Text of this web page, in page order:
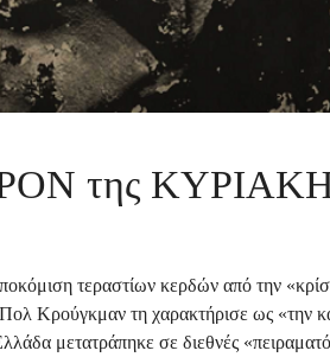
της
τεραστίων κερδών από την
Κρούγκμαν τη χαρακτήρισε ως «την
μετατράπηκε σε διεθνές